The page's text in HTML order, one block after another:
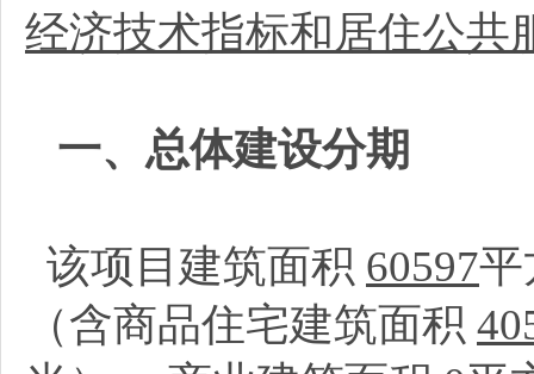
经济技术指标和居住公共
一、总体建设分期
该项目建筑面积 60597平
（含商品住宅建筑面积